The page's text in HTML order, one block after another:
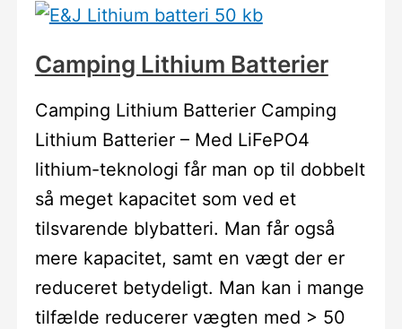
Camping Lithium Batterier
Camping Lithium Batterier Camping
Lithium Batterier – Med LiFePO4
lithium-teknologi får man op til dobbelt
så meget kapacitet som ved et
tilsvarende blybatteri. Man får også
mere kapacitet, samt en vægt der er
reduceret betydeligt. Man kan i mange
tilfælde reducerer vægten med > 50